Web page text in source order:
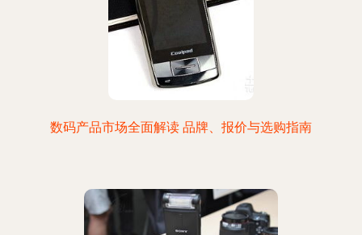
数码产品市场全面解读 品牌、报价与选购指南